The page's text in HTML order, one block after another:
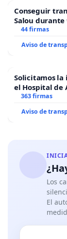
Conseguir
Salou durante
44 firmas
Aviso de
Solicitamos la
el Hospital de
363 firmas
Aviso de
Los
El